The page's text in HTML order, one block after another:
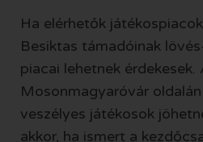
Ha elérhetők
Besiktas támadóinak
piacai lehetnek érdekesek.
Mosonmagyaróvár
veszélyes játékosok
akkor, ha ismert a